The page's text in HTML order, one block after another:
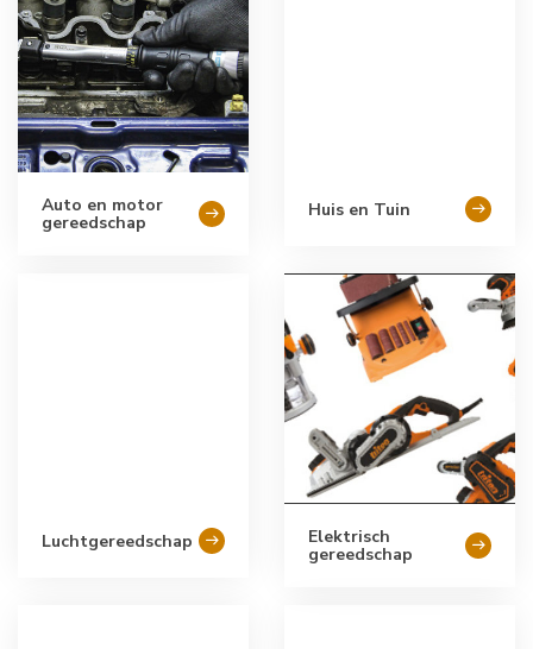
Auto en motor
gereedschap
Huis en Tuin
Luchtgereedschap Elektrisch
gereedschap